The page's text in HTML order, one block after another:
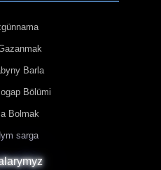
Barla
Bölümi
Bolmak
sarga